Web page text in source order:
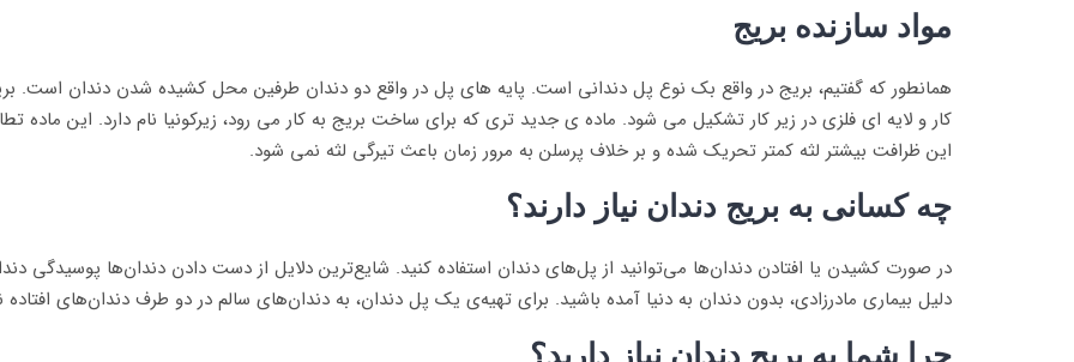
مواد سازنده بریج
همانطور که گفتیم، بریج در واقع بک نوع پل دندانی است. پایه های پل در واقع دو دندان طرفین محل کشیده شدن دندان است.
کار و لایه ای فلزی در زیر کار تشکیل می شود. ماده ی جدید تری که برای ساخت بریج به کار می رود، زیرکونیا نام دارد. این
این ظرافت بیشتر لثه کمتر تحریک شده و بر خلاف پرسلن به مرور زمان باعث تیرگی لثه نمی شود.
چه کسانی به بریج دندان نیاز دارند؟
در صورت کشیدن یا افتادن دندان‌ها می‌توانید از پل‌های دندان استفاده کنید. شایع‌ترین دلایل از دست دادن دندان‌ها پوسیدگی
دلیل بیماری مادرزادی، بدون دندان به دنیا آمده باشید. برای تهیه‌ی یک پل دندان، به دندان‌های سالم در دو طرف دندان‌های افتاده